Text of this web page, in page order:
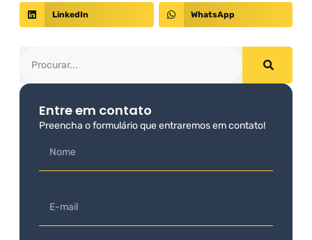
LinkedIn WhatsApp
Entre em contato
Preencha o formulário que entraremos em contato!